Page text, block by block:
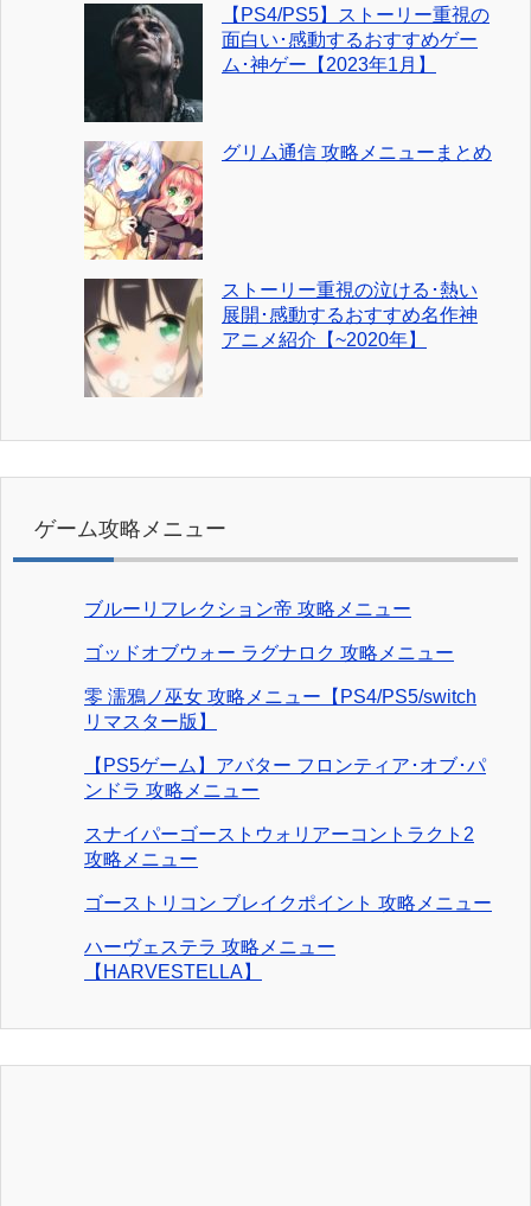
【PS4/PS5】ストーリー重視の
面白い･感動するおすすめゲー
ム･神ゲー【2023年1月】
グリム通信 攻略メニューまとめ
ストーリー重視の泣ける･熱い
展開･感動するおすすめ名作神
アニメ紹介【~2020年】
ゲーム攻略メニュー
ブルーリフレクション帝 攻略メニュー
ゴッドオブウォー ラグナロク 攻略メニュー
零 濡鴉ノ巫女 攻略メニュー【PS4/PS5/switch
リマスター版】
【PS5ゲーム】アバター フロンティア･オブ･パ
ンドラ 攻略メニュー
スナイパーゴーストウォリアーコントラクト2
攻略メニュー
ゴーストリコン ブレイクポイント 攻略メニュー
ハーヴェステラ 攻略メニュー
【HARVESTELLA】